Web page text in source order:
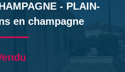
/ LOUÉS
- PLAIN-
en champagne